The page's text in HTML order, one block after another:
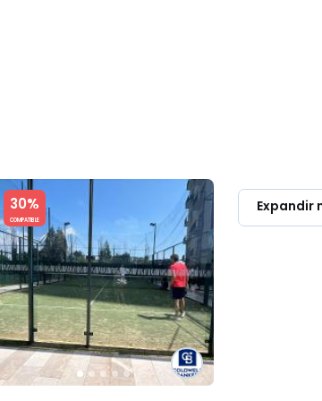
30%
COMPATIBLE
Slide 1 of 5
Expandir